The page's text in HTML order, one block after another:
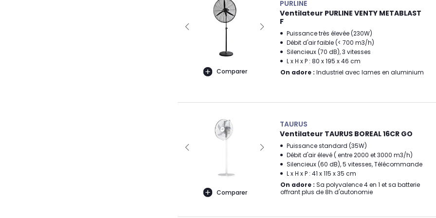
Comparer
PURLINE
Ventilateur PURLINE VENTY METABLAST
F
Puissance très élevée (230W)
Débit d'air faible (< 700 m3/h)
Silencieux (70 dB), 3 vitesses
L x H x P : 80 x 195 x 46 cm
On adore : Industriel avec lames en aluminium
Comparer
TAURUS
Ventilateur TAURUS BOREAL 16CR GO
Puissance standard (35W)
Débit d'air élevé ( entre 2000 et 3000 m3/h)
Silencieux (60 dB), 5 vitesses, Télécommande
L x H x P : 41 x 115 x 35 cm
On adore : Sa polyvalence 4 en 1 et sa batterie
offrant plus de 8h d'autonomie